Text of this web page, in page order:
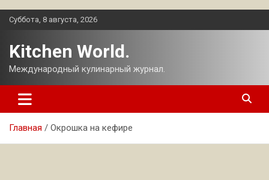
Перейти
Суббота, 8 августа, 2026
Kitchen World.
Международный кулинарный журнал.
Главная Окрошка на кефире